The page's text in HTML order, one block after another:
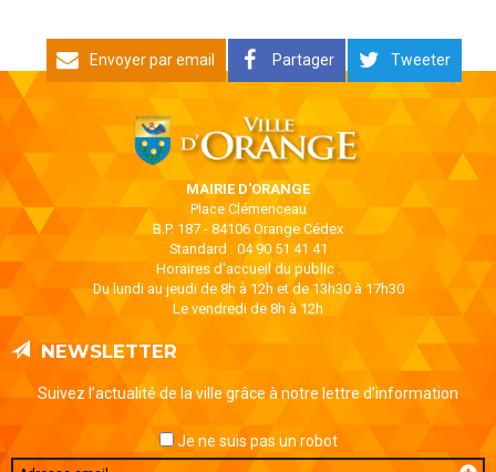
Envoyer par email Partager Tweeter
MAIRIE D'ORANGE
Place Clémenceau
B.P. 187 - 84106 Orange Cédex
Standard : 04 90 51 41 41
Horaires d'accueil du public :
Du lundi au jeudi de 8h à 12h et de 13h30 à 17h30
Le vendredi de 8h à 12h
NEWSLETTER
Suivez l’actualité de la ville grâce à notre lettre d’information
Je ne suis pas un robot
Email